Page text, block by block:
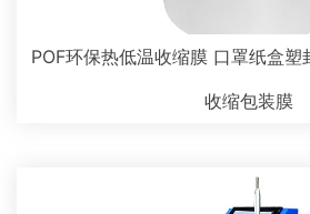
POF环保热低温收缩膜 口罩纸盒
收缩包装膜